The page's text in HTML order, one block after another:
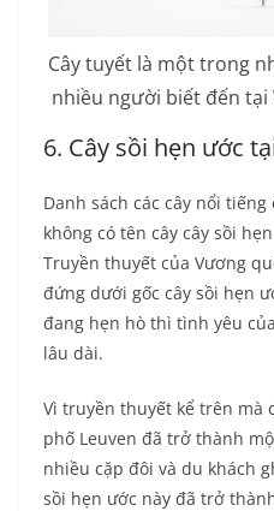
Cây tuyết là một trong
nhiều người biết đến
6. Cây sồi hẹn ước
Danh sách các cây nổi
không có tên cây cây sồi
Truyền thuyết của Vương
đứng dưới gốc cây sồi hẹn
đang hẹn hò thì tình yêu
lâu dài.
Vì truyền thuyết kể trên mà
phố Leuven đã trở thành
nhiều cặp đôi và du khách
sồi hẹn ước này đã trở